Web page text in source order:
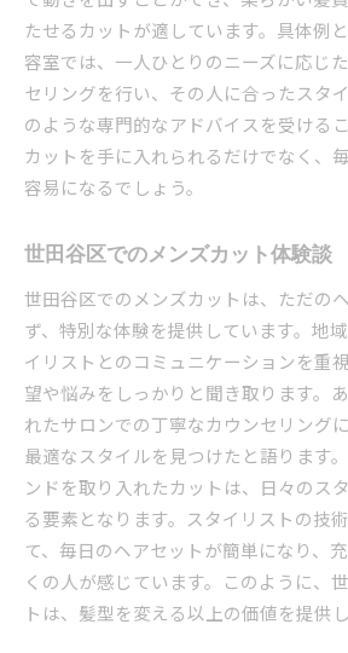
たせるカットが適しています。具体例
容室では、一人ひとりのニーズに応じ
セリングを行い、その人に合ったスタ
のような専門的なアドバイスを受ける
カットを手に入れられるだけでなく、
容易になるでしょう。
世田谷区でのメンズカット体験談
世田谷区でのメンズカットは、ただの
ず、特別な体験を提供しています。地
イリストとのコミュニケーションを重
望や悩みをしっかりと聞き取ります。
れたサロンでの丁寧なカウンセリング
最適なスタイルを見つけたと語ります
ンドを取り入れたカットは、日々のス
る要素となります。スタイリストの技
て、毎日のヘアセットが簡単になり、
くの人が感じています。このように、
トは、髪型を変える以上の価値を提供